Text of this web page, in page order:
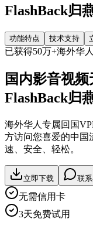
FlashBack归
功能特点 技术支持
已获得50万+海外华
国内影音视频
FlashBack归
海外华人专属回国
方访问您喜爱的中国
速、安全、轻松。
立即下载 联
无需信用卡
3天免费试用